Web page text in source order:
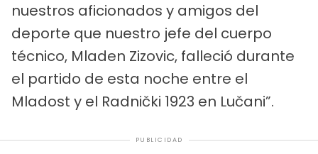
nuestros aficionados y amigos del
deporte que nuestro jefe del cuerpo
técnico, Mladen Zizovic, falleció durante
el partido de esta noche entre el
Mladost y el Radnički 1923 en Lučani”.
PUBLICIDAD